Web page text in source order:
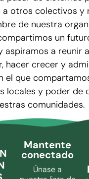
a otros colectivos y
de nuestra
un
aspiramos a reunir
hacer crecer y
el que
locales y poder de
comunidades.
Mantente
conectado
Únase a